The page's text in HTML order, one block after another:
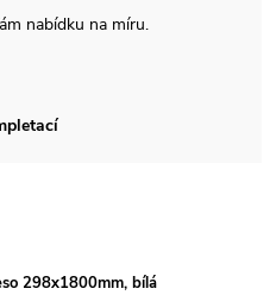
nabídku na míru.
298x1800mm, bílá